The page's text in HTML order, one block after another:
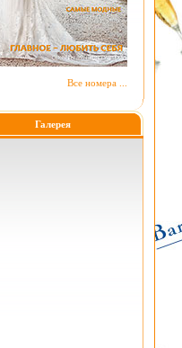
Все номера ...
Галерея